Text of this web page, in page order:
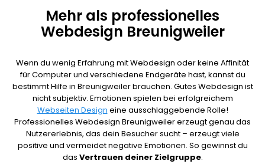
Mehr als professionelles
Webdesign Breunigweiler
Wenn du wenig Erfahrung mit Webdesign oder keine Affinität
für Computer und verschiedene Endgeräte hast, kannst du
bestimmt Hilfe in Breunigweiler brauchen. Gutes Webdesign ist
nicht subjektiv. Emotionen spielen bei erfolgreichem
Webseiten Design eine ausschlaggebende Rolle!
Professionelles Webdesign Breunigweiler erzeugt genau das
Nutzererlebnis, das dein Besucher sucht – erzeugt viele
positive und vermeidet negative Emotionen. So gewinnst du
das Vertrauen deiner Zielgruppe.